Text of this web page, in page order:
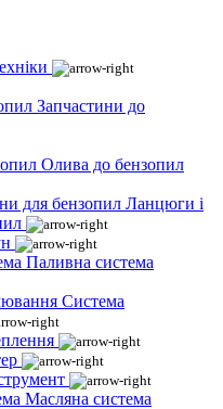
Запчастини до
Олива до бензопил
Ланцюги і
Паливна система
Система
Масляна система